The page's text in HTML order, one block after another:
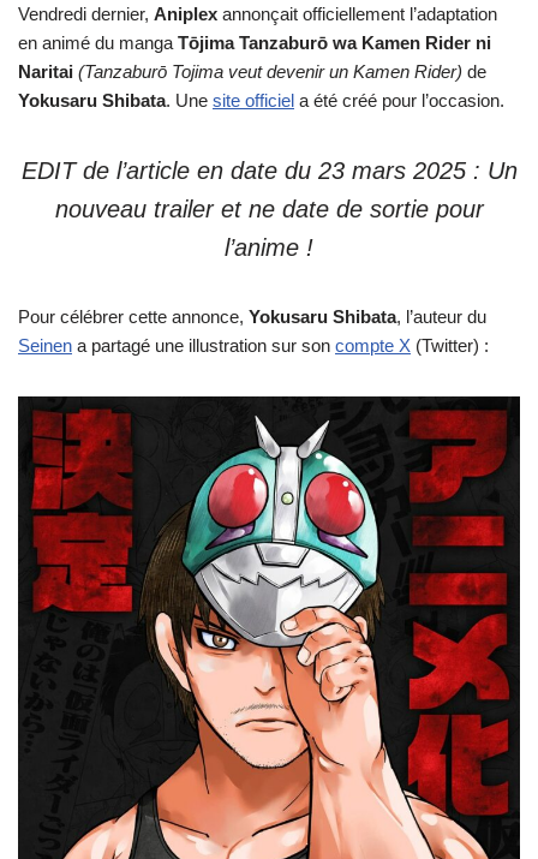
Vendredi dernier, Aniplex annonçait officiellement l’adaptation
en animé du mangaTōjima Tanzaburō wa Kamen Rider ni
Naritai (Tanzaburō Tojima veut devenir un Kamen Rider) de
Yokusaru Shibata. Une site officiel a été créé pour l’occasion.
EDIT de l’article en date du 23 mars 2025 : Un
nouveau trailer et ne date de sortie pour
l’anime !
Pour célébrer cette annonce, Yokusaru Shibata, l’auteur du
Seinen a partagé une illustration sur son compte X (Twitter) :